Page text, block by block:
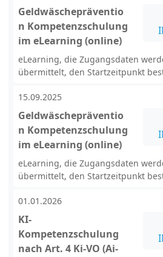
Geldwäschepräventio
n Kompetenzschulung
im eLearning (online)
eLearning, die Zugangsdaten
übermittelt, den Startzeitpunkt
15.09.2025
Geldwäschepräventio
n Kompetenzschulung
im eLearning (online)
eLearning, die Zugangsdaten
übermittelt, den Startzeitpunkt
01.01.2026
KI-
Kompetenzschulung
nach Art. 4 Ki-VO (Ai-